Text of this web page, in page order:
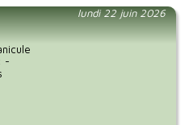
lundi 22 juin 2026
-